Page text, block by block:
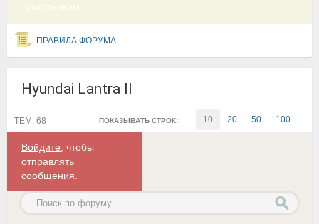
участником
ПРАВИЛА ФОРУМА
Hyundai Lantra II
ПОКАЗЫВАТЬ СТРОК: 10 20 50 100
ТЕМ: 68
Войдите , чтобы
отправлять
сообщения.